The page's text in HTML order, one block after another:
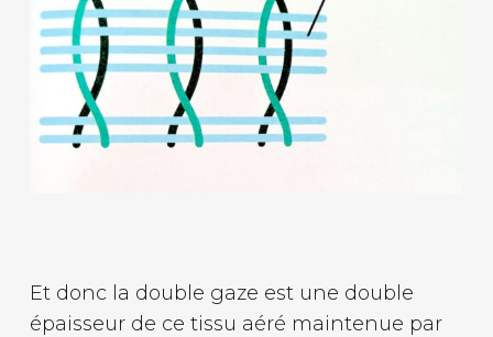
Et donc la double gaze est une double
épaisseur de ce tissu aéré maintenue par